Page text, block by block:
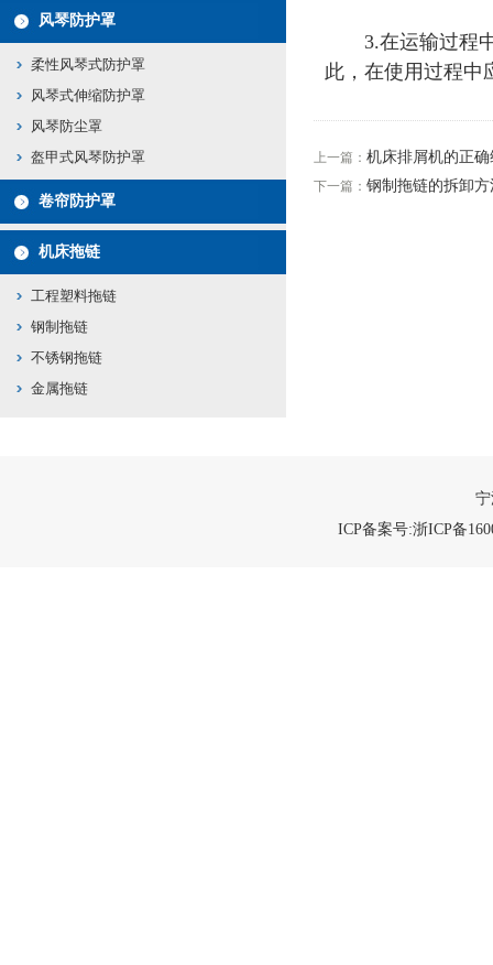
风琴防护罩
柔性风琴式防护罩
风琴式伸缩防护罩
风琴防尘罩
盔甲式风琴防护罩
卷帘防护罩
机床拖链
工程塑料拖链
钢制拖链
不锈钢拖链
金属拖链
3.在运输过程中
此，在使用过程中
上一篇： 机床排屑机的正
下一篇： 钢制拖链的拆卸
ICP备案号:浙ICP备